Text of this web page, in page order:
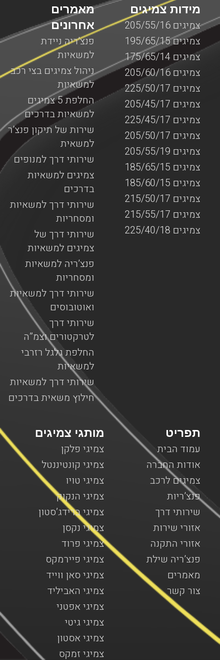
מאמרים
אחרונים
פנצ’ריה ניידת
למשאיות
ניהול צמיגים בצי רכב
למשאיות
החלפת 5 צמיגים
למשאיות בדרכים
שירות של תיקון פנצ’ר
למשאית
שירותי דרך למנופים
צמיגים למשאיות
בדרכים
שירותי דרך למשאיות
ומסחריות
שירותי דרך של
צמיגים למשאיות
פנצ’ריה למשאיות
ומסחריות
שירותי דרך למשאיות
ואוטובוסים
שירותי דרך
לטרקטורים וצמ”ה
החלפת גלגל רזרבי
למשאיות
שירותי דרך למשאיות
חילוץ משאית בדרכים
מידות צמיגים
צמיגים 205/55/16
צמיגים 195/65/15
צמיגים 175/65/14
צמיגים 205/60/16
צמיגים 225/50/17
צמיגים 205/45/17
צמיגים 225/45/17
צמיגים 205/50/17
צמיגים 205/55/19
צמיגים 185/65/15
צמיגים 185/60/15
צמיגים 215/50/17
צמיגים 215/55/17
צמיגים 225/40/18
מותגי צמיגים
צמיגי פלקן
צמיגי קונטיננטל
צמיגי טויו
צמיגי הנקוק
צמיגי ברידג’סטון
צמיגי נקסן
צמיגי פרוד
צמיגי פיירמקס
צמיגי סאן ווייד
צמיגי האביליד
צמיגי אפטני
צמיגי גיטי
צמיגי אסטון
צמיגי זמקס
תפריט
עמוד הבית
אודות החברה
צמיגים לרכב
פנצ’ריות
שירותי דרך
אזורי שירות
אזורי התקנה
פנצ’ריה שילת
מאמרים
צור קשר